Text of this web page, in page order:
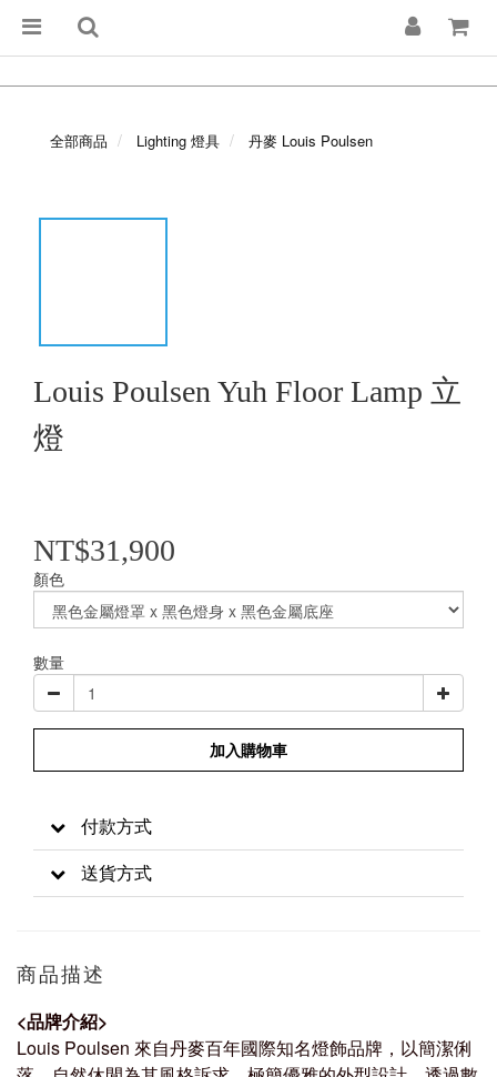
全部商品 Lighting 燈具 丹麥 Louis Poulsen
Louis Poulsen Yuh Floor Lamp 立
燈
NT$31,900
顏色
數量
加入購物車
付款方式
送貨方式
商品描述
<品牌介紹>
Louis Poulsen 來自丹麥百年國際知名燈飾品牌，以簡潔俐